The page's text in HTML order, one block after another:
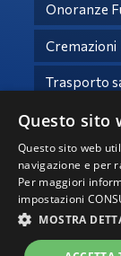
Onoranze
Cremazioni
Trasporto
Necrologi
Contatti
© Copyright
Impresa
Questo sito
Questo sito web
navigazione e per
Per maggiori
impostazioni
MOSTRA